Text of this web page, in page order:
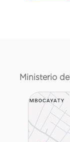
Ministerio